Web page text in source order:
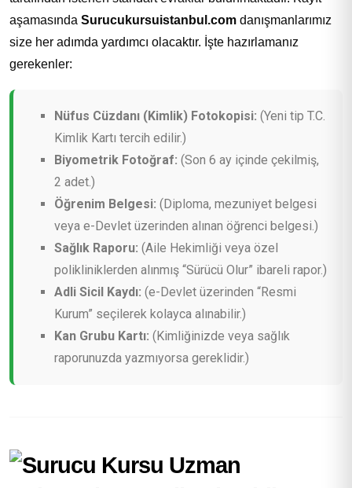
aşamasında Surucukursuistanbul.com danışmanlarımız
size her adımda yardımcı olacaktır. İşte hazırlamanız
gerekenler:
Nüfus Cüzdanı (Kimlik) Fotokopisi: (Yeni tip T.C.
Kimlik Kartı tercih edilir.)
Biyometrik Fotoğraf: (Son 6 ay içinde çekilmiş,
2 adet.)
Öğrenim Belgesi: (Diploma, mezuniyet belgesi
veya e-Devlet üzerinden alınan öğrenci belgesi.)
Sağlık Raporu: (Aile Hekimliği veya özel
polikliniklerden alınmış “Sürücü Olur” ibareli rapor.)
Adli Sicil Kaydı: (e-Devlet üzerinden “Resmi
Kurum” seçilerek kolayca alınabilir.)
Kan Grubu Kartı: (Kimliğinizde veya sağlık
raporunuzda yazmıyorsa gereklidir.)